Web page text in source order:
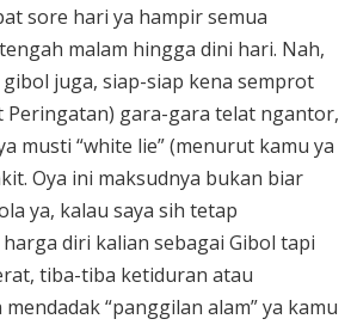
sore hari ya hampir semua
malam hingga dini hari. Nah,
juga, siap-siap kena semprot
Peringatan) gara-gara telat ngantor,
musti “white lie” (menurut kamu ya
Oya ini maksudnya bukan biar
ya, kalau saya sih tetap
diri kalian sebagai Gibol tapi
tiba-tiba ketiduran atau
“panggilan alam” ya kamu